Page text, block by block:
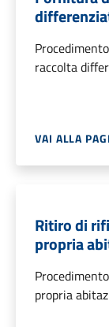
raccolta
VAI ALLA
Ritiro di
propria
propria